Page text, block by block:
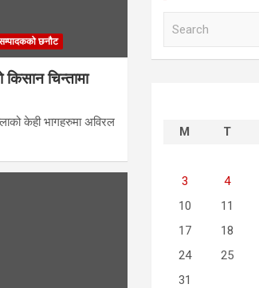
छनौट
चिन्तामा
केही भागहरुमा अविरल
M
T
3
4
10
11
17
18
24
25
31